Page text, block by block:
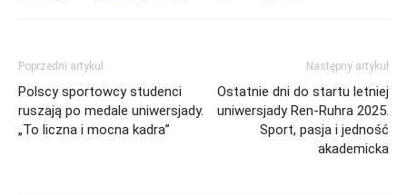
Poprzedni artykuł
Polscy sportowcy studenci
ruszają po medale uniwersjady.
„To liczna i mocna kadra”
Następny artykuł
Ostatnie dni do startu letniej
uniwersjady Ren-Ruhra 2025.
Sport, pasja i jedność
akademicka